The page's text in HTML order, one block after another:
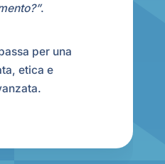
.
per una
etica e